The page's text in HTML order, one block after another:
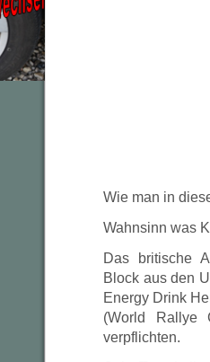
Wie man in
Wahnsinn was
Das britische
Block aus den
Energy Drink
(World Rallye
verpflichten.